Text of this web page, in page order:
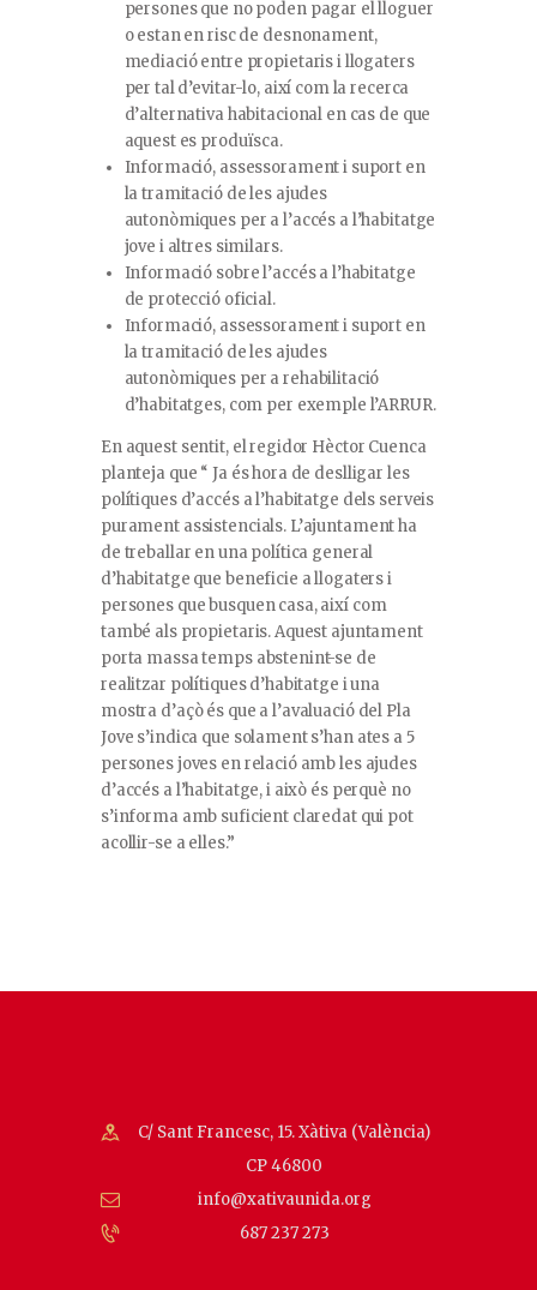
persones que no poden pagar el lloguer
o estan en risc de desnonament,
mediació entre propietaris i llogaters
per tal d’evitar-lo, així com la recerca
d’alternativa habitacional en cas de que
aquest es produïsca.
Informació, assessorament i suport en
la tramitació de les ajudes
autonòmiques per a l’accés a l’habitatge
jove i altres similars.
Informació sobre l’accés a l’habitatge
de protecció oficial.
Informació, assessorament i suport en
la tramitació de les ajudes
autonòmiques per a rehabilitació
d’habitatges, com per exemple l’ARRUR.
En aquest sentit, el regidor Hèctor Cuenca
planteja que “ Ja és hora de deslligar les
polítiques d’accés a l’habitatge dels serveis
purament assistencials. L’ajuntament ha
de treballar en una política general
d’habitatge que beneficie a llogaters i
persones que busquen casa, així com
també als propietaris. Aquest ajuntament
porta massa temps abstenint-se de
realitzar polítiques d’habitatge i una
mostra d’açò és que a l’avaluació del Pla
Jove s’indica que solament s’han ates a 5
persones joves en relació amb les ajudes
d’accés a l’habitatge, i això és perquè no
s’informa amb suficient claredat qui pot
acollir-se a elles.”
C/ Sant Francesc, 15. Xàtiva (València)
CP 46800
info@xativaunida.org
687 237 273